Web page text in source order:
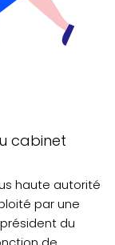
cabinet
haute autorité
par une
du